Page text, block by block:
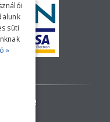
süti
»